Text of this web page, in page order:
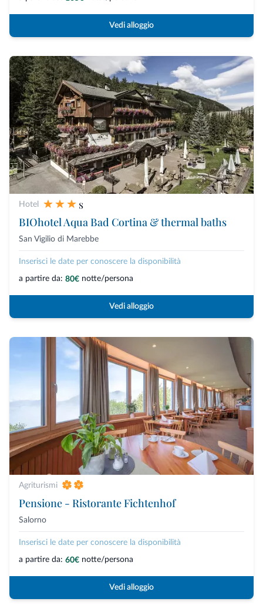
Vedi alloggio
Hotel
s
BIOhotel Aqua Bad Cortina & thermal baths
San Vigilio di Marebbe
Inserisci le date per conoscere la disponibilità
a partire da: 80€ notte/persona
Vedi alloggio
Agriturismi
Pensione - Ristorante Fichtenhof
Salorno
Inserisci le date per conoscere la disponibilità
a partire da: 60€ notte/persona
Vedi alloggio